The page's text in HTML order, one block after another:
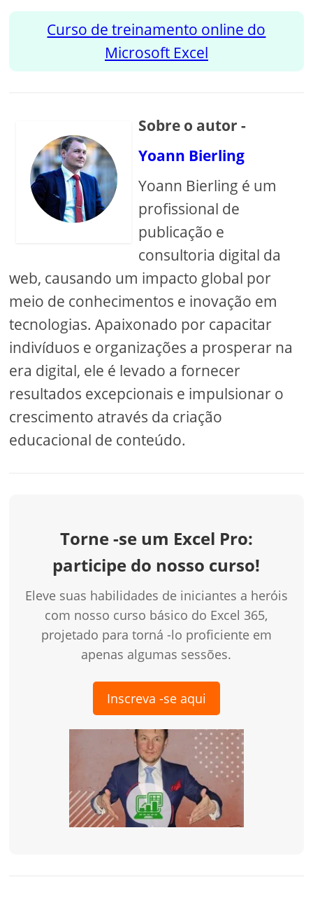
Curso de treinamento online do
Microsoft Excel
Sobre o autor -
Yoann Bierling
Yoann Bierling é um
profissional de
publicação e
consultoria digital da
web, causando um impacto global por
meio de conhecimentos e inovação em
tecnologias. Apaixonado por capacitar
indivíduos e organizações a prosperar na
era digital, ele é levado a fornecer
resultados excepcionais e impulsionar o
crescimento através da criação
educacional de conteúdo.
Torne -se um Excel Pro:
participe do nosso curso!
Eleve suas habilidades de iniciantes a heróis
com nosso curso básico do Excel 365,
projetado para torná -lo proficiente em
apenas algumas sessões.
Inscreva -se aqui